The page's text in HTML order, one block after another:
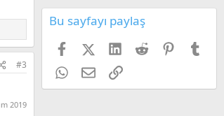
#3
2019
Bu sayfayı paylaş
FacebookX (Twitter)
LinkedIn
Reddit Pinterest
WhatsApp
E-postaLink